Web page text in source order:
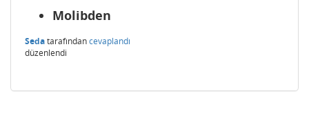
Molibden
Sedatarafındancevaplandı
düzenlendi